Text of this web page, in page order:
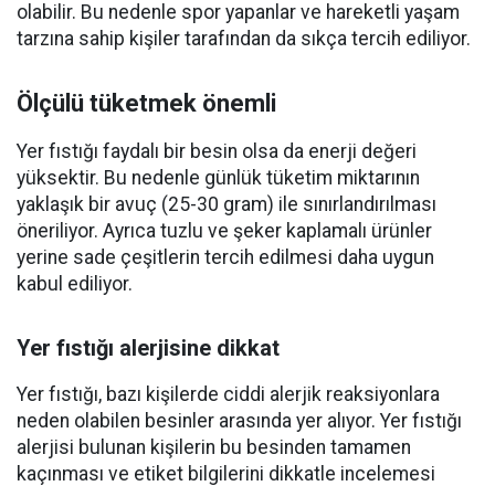
olabilir. Bu nedenle spor yapanlar ve hareketli yaşam
tarzına sahip kişiler tarafından da sıkça tercih ediliyor.
Ölçülü tüketmek önemli
Yer fıstığı faydalı bir besin olsa da enerji değeri
yüksektir. Bu nedenle günlük tüketim miktarının
yaklaşık bir avuç (25-30 gram) ile sınırlandırılması
öneriliyor. Ayrıca tuzlu ve şeker kaplamalı ürünler
yerine sade çeşitlerin tercih edilmesi daha uygun
kabul ediliyor.
Yer fıstığı alerjisine dikkat
Yer fıstığı, bazı kişilerde ciddi alerjik reaksiyonlara
neden olabilen besinler arasında yer alıyor. Yer fıstığı
alerjisi bulunan kişilerin bu besinden tamamen
kaçınması ve etiket bilgilerini dikkatle incelemesi